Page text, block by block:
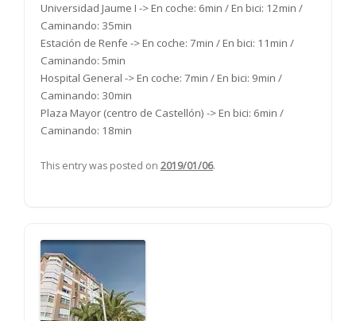
Universidad Jaume I -> En coche: 6min / En bici: 12min /
Caminando: 35min
Estación de Renfe -> En coche: 7min / En bici: 11min /
Caminando: 5min
Hospital General -> En coche: 7min / En bici: 9min /
Caminando: 30min
Plaza Mayor (centro de Castellón) -> En bici: 6min /
Caminando: 18min
This entry was posted on 2019/01/06.